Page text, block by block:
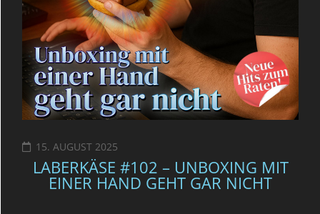
15. AUGUST 2025
LABERKÄSE #102 – UNBOXING MIT
EINER HAND GEHT GAR NICHT